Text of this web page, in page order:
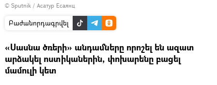
© Sputnik / Асатур Есаянц
Բաժանորդագրվել
«Սասնա ծռերի» անդամները որոշել են ազատ
արձակել ոստիկաներին, փոխարենը բացել
մամուլի կետ